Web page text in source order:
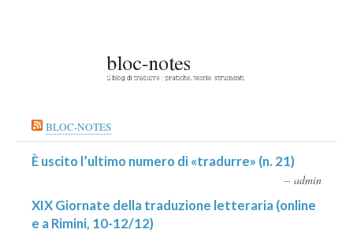
BLOC-NOTES
È uscito l’ultimo numero di «tradurre» (n. 21)
admin
XIX Giornate della traduzione letteraria (online
e a Rimini, 10-12/12)